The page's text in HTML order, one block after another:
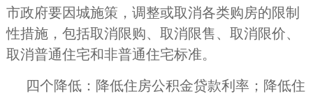
市政府要因城施策，调整或取消各类购房的限制
性措施，包括取消限购、取消限售、取消限价、
取消普通住宅和非普通住宅标准。
四个降低：降低住房公积金贷款利率；降低住